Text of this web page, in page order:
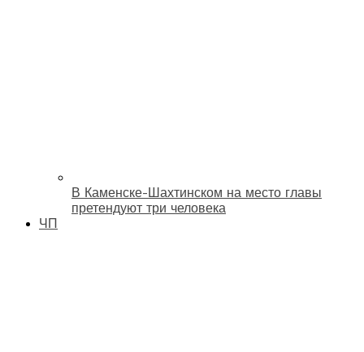
В Каменске-Шахтинском на место главы
претендуют три человека
ЧП